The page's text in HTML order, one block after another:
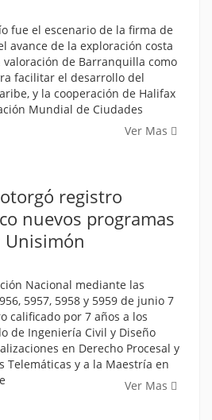
fue el escenario de la firma de
avance de la exploración costa
de Barranquilla como
facilitar el desarrollo del
y la cooperación de Halifax
Mundial de Ciudades
Ver Mas
registro
nuevos programas
Unisimón
Nacional mediante las
5957, 5958 y 5959 de junio 7
calificado por 7 años a los
de Ingeniería Civil y Diseño
en Derecho Procesal y
Telemáticas y a la Maestría en
Ver Mas